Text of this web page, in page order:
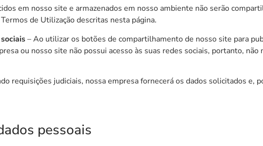
em nosso site e armazenados em nosso ambiente não serão
de Utilização descritas nesta página.
– Ao utilizar os botões de compartilhamento de nosso site para
ou nosso site não possui acesso às suas redes sociais, portanto,
requisições judiciais, nossa empresa fornecerá os dados solicitados
pessoais